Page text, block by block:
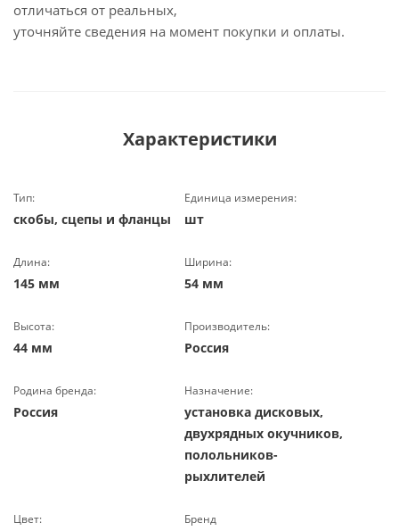
отличаться от реальных,
уточняйте сведения на момент покупки и оплаты.
Характеристики
Тип:
скобы, сцепы и фланцы
Единица измерения:
шт
Длина:
145 мм
Ширина:
54 мм
Высота:
44 мм
Производитель:
Россия
Родина бренда:
Россия
Назначение:
установка дисковых,
двухрядных окучников,
полольников-
рыхлителей
Цвет: Бренд